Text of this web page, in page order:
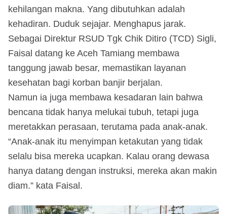
kehilangan makna. Yang dibutuhkan adalah
kehadiran. Duduk sejajar. Menghapus jarak.
Sebagai Direktur RSUD Tgk Chik Ditiro (TCD) Sigli,
Faisal datang ke Aceh Tamiang membawa
tanggung jawab besar, memastikan layanan
kesehatan bagi korban banjir berjalan.
Namun ia juga membawa kesadaran lain bahwa
bencana tidak hanya melukai tubuh, tetapi juga
meretakkan perasaan, terutama pada anak-anak.
“Anak-anak itu menyimpan ketakutan yang tidak
selalu bisa mereka ucapkan. Kalau orang dewasa
hanya datang dengan instruksi, mereka akan makin
diam.” kata Faisal.